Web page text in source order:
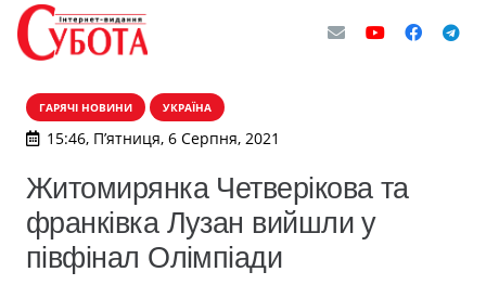
ГАРЯЧІ НОВИНИ УКРАЇНА
15:46, П’ятниця, 6 Серпня, 2021
Житомирянка Четверікова та
франківка Лузан вийшли у
півфінал Олімпіади